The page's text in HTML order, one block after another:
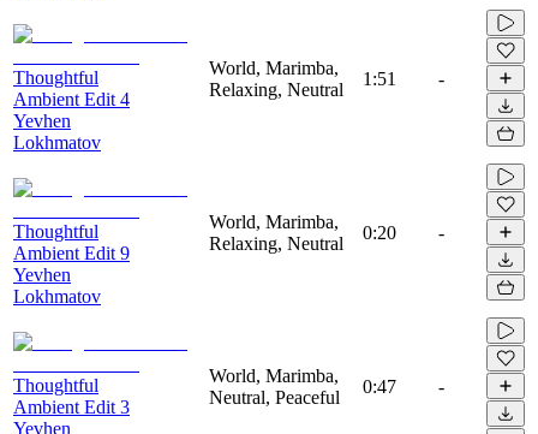
Thoughtful
Ambient Edit 4
Yevhen
Lokhmatov
World, Marimba,
Relaxing, Neutral
1:51 -
Thoughtful
Ambient Edit 9
Yevhen
Lokhmatov
World, Marimba,
Relaxing, Neutral
0:20 -
Thoughtful
Ambient Edit 3
Yevhen
World, Marimba,
Neutral, Peaceful
0:47 -